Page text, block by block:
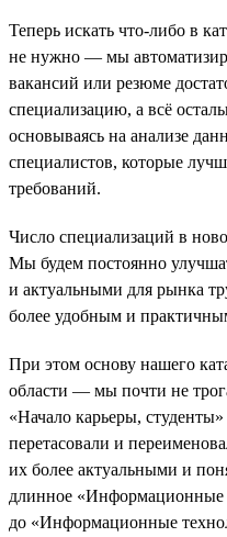
Теперь искать что-либо в
не нужно — мы
вакансий или резюме
специализацию, а всё
основываясь на анализе
специалистов, которые
требований.
Число специализаций в
Мы будем постоянно
и актуальными для рынка
более удобным и
При этом основу нашего
области — мы почти не
«Начало карьеры,
перетасовали и
их более актуальными и
длинное «Информационные
до «Информационные